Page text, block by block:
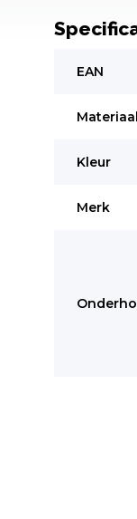
EAN
Materiaal
Kleur
Merk